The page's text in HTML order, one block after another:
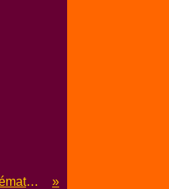
Festival le DéDé fait son ciné ... Le cinématographe